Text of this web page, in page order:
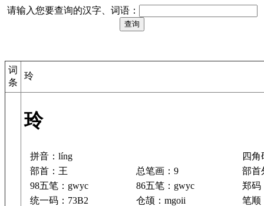
请输入您要查询的汉字、词语：
词
条
玲
玲
拼音：líng
四角
部首：王
总笔画：9
部首
98五笔：gwyc
86五笔：gwyc
郑码
统一码：73B2
仓颉：mgoii
笔顺